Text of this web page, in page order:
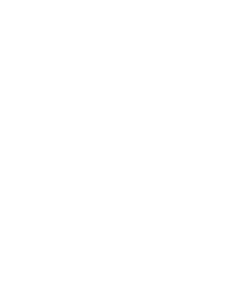
Brown Purple